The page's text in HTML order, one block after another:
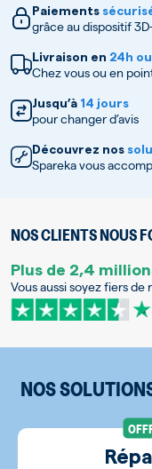
Paiements
grâce au dispositif
Livraison en 24h
Chez vous ou en
Jusqu’à 14 jours
pour changer d’avis
Découvrez nos
Spareka vous
NOS CLIENTS NOUS
Plus de 2,4
Vous aussi soyez fiers de
NOS